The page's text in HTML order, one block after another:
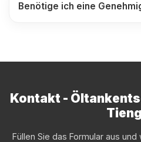
Benötige ich eine
Kontakt -
Füllen Sie das Formular aus